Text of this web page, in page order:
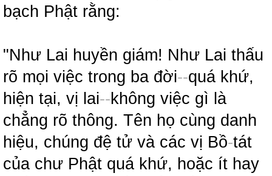
bạch Phật rằng:
"Như Lai huyền giám! Như Lai thấu
rõ mọi việc trong ba đời--quá khứ,
hiện tại, vị lai--không việc gì là
chẳng rõ thông. Tên họ cùng danh
hiệu, chúng đệ tử và các vị Bồ-tát
của chư Phật quá khứ, hoặc ít hay